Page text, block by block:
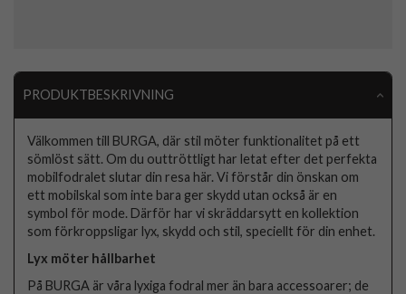
PRODUKTBESKRIVNING
Välkommen till BURGA, där stil möter funktionalitet på ett
sömlöst sätt. Om du outtröttligt har letat efter det perfekta
mobilfodralet slutar din resa här. Vi förstår din önskan om
ett mobilskal som inte bara ger skydd utan också är en
symbol för mode. Därför har vi skräddarsytt en kollektion
som förkroppsligar lyx, skydd och stil, speciellt för din enhet.
Lyx möter hållbarhet
På BURGA är våra lyxiga fodral mer än bara accessoarer; de